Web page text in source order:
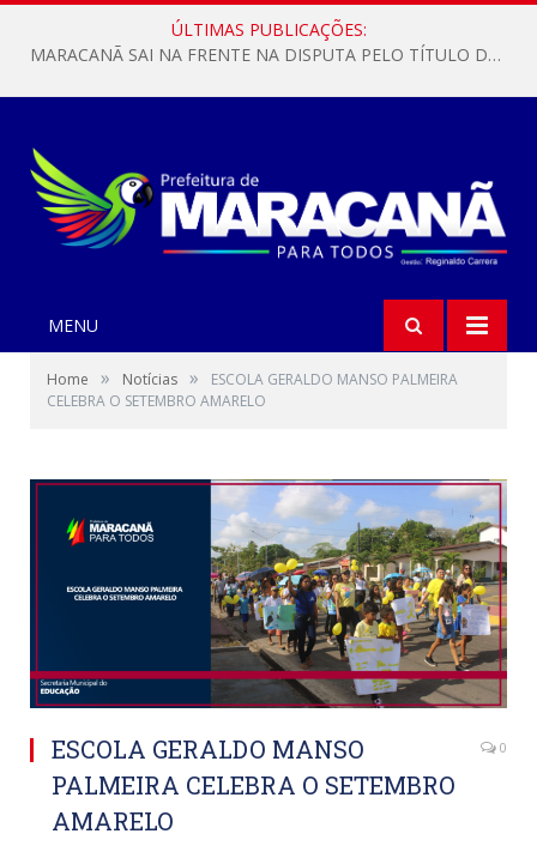
ÚLTIMAS PUBLICAÇÕES:
MARACANÃ SAI NA FRENTE NA DISPUTA PELO TÍTULO DA COPA PARÁ SUB-17!
MENU
Home » Notícias »
ESCOLA GERALDO MANSO PALMEIRA
CELEBRA O SETEMBRO AMARELO
ESCOLA GERALDO MANSO
PALMEIRA CELEBRA O SETEMBRO
AMARELO
0